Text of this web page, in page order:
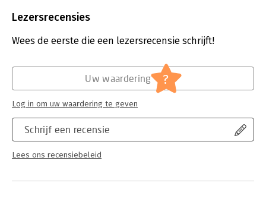
conserveren en opknappen van wijn. Na het lezen van deze
dezelfde ogen naar je flesje wijn!
Uitgever:
Verschijningsdatum:
24-7-2024
Lezersrecensies
Wees de eerste die een lezersrecensie schrijft!
Schrijf een recensie
Lees ons recensiebeleid
Uw waardering ?
Log in om uw waardering te geven